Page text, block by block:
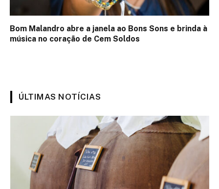
Bom Malandro abre a janela ao Bons Sons e brinda à
música no coração de Cem Soldos
ÚLTIMAS NOTÍCIAS